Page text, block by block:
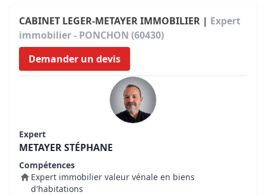
CABINET LEGER-METAYER IMMOBILIER | Expert
immobilier - PONCHON (60430)
Demander un devis
Expert
METAYER STÉPHANE
Compétences
Expert immobilier valeur vénale en biens
d'habitations